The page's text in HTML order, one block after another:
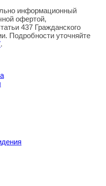
информационный
офертой,
437 Гражданского
Подробности уточняйте
.